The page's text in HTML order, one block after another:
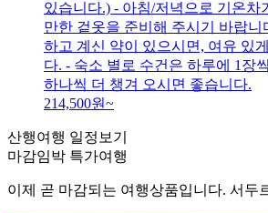
있습니다.) - 아침/저녁으로 기온차
만한 겉옷을 준비해 주시기 바랍니
하고 계신 약이 있으시면, 여유 있
다. - 숙소 별로 수건은 하루에 1장
하나씩 더 챙겨 오시면 좋습니다.
214,500원~
산행여행 일정보기
마감임박 특가여행
이제 곧 마감되는 여행상품입니다. 서두